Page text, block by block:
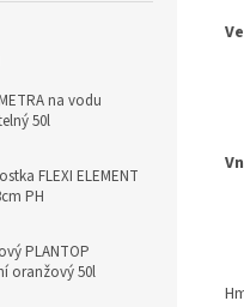
na vodu
50l
FLEXI ELEMENT
PH
PLANTOP
oranžový 50l